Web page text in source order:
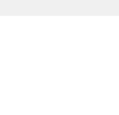
mit diesem zu bewerkstelligen sein :-) ]